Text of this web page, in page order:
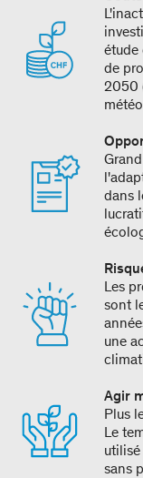
étude
de
2050
dans
Les
sont
une
Agir
Plus
Le
sans